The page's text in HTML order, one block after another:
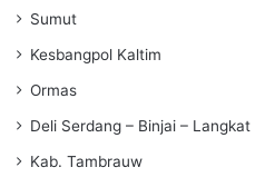
Sumut
Kesbangpol Kaltim
Ormas
Deli Serdang – Binjai – Langkat
Kab. Tambrauw